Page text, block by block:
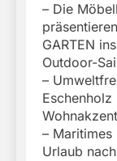
– Die
GARTEN
Outdoor-
–
–
Urlaub